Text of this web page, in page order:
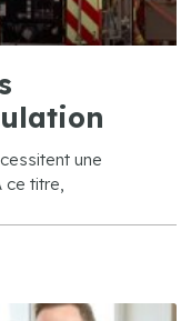
une
ce titre,